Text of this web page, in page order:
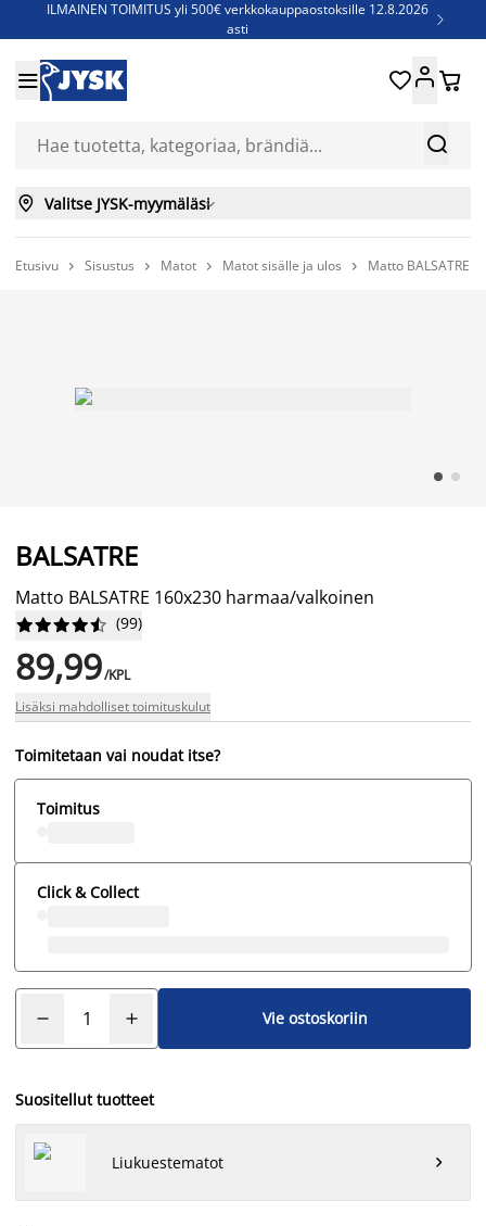
ILMAINEN TOIMITUS yli 500€ verkkokauppaostoksille 12.8.2026
asti

Jenkkisänkyjä - Säästä jopa 60%


 
 Valitse JYSK-myymäläsi
Etusivu  Sisustus  Matot  Matot sisälle ja ulos  Matto BALSATRE
BALSATRE
Matto BALSATRE 160x230 harmaa/valkoinen





 (99)
89,99/KPL
Lisäksi mahdolliset toimituskulut
Toimitetaan vai noudat itse?
Toimitus
Click & Collect
Vie ostoskoriin
Suositellut tuotteet
Liukuestematot 